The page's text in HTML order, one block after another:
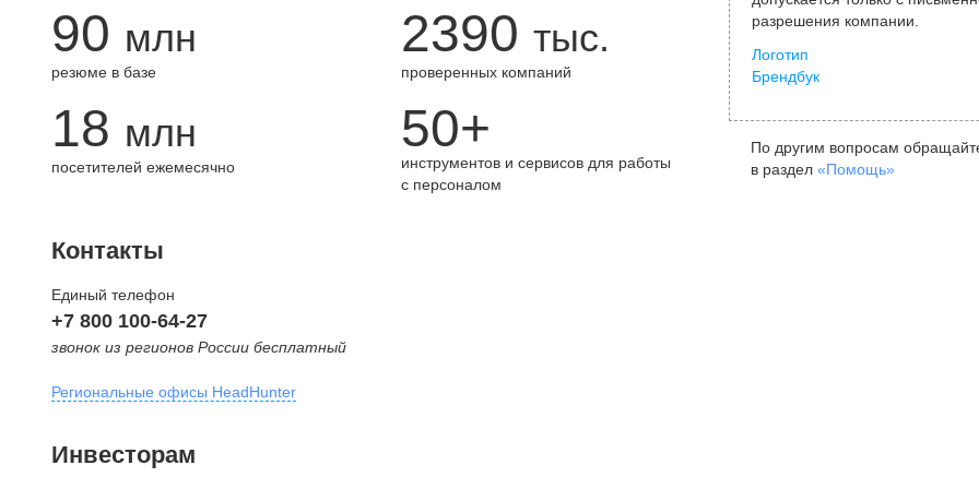
90 млн
резюме в базе
2390 тыс.
проверенных компаний
18 млн
посетителей ежемесячно
50+
инструментов и сервисов для работы
с персоналом
разрешения компании.
Логотип
Брендбук
По другим вопросам
в раздел «Помощь»
Контакты
Единый телефон
+7 800 100-64-27
звонок из регионов России бесплатный
Региональные офисы HeadHunter
внутригородская территория
Инвесторам